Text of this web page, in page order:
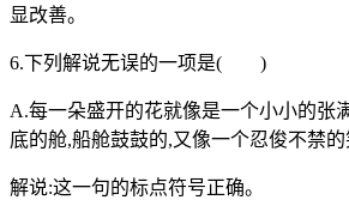
显改善。
6.下列解说无误的一项是( )
A.每一朵盛开的花就像是一个小小的张
底的舱,船舱鼓鼓的,又像一个忍俊不禁的
解说:这一句的标点符号正确。